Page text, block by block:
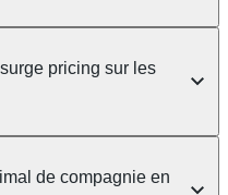
le champ "Message
Le prix n'est
dans la rue, à une
un tarif au
annoncé à
facilement votre
pricing sur les
suit un barème
de compagnie en